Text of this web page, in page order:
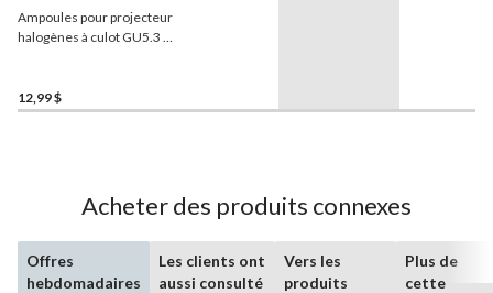
Ampoules pour projecteur
halogènes à culot GU5.3 à
blanc doux, 35 W, paq. 2
12,99 $
Acheter des produits connexes
Offres
hebdomadaires
Les clients ont
aussi consulté
Vers les
produits
Plus de
cette